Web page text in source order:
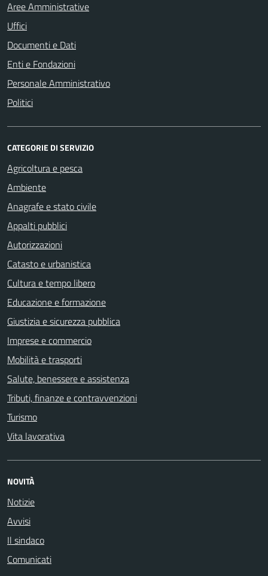
Aree Amministrative
Uffici
Documenti e Dati
Enti e Fondazioni
Personale Amministrativo
Politici
CATEGORIE DI SERVIZIO
Agricoltura e pesca
Ambiente
Anagrafe e stato civile
Appalti pubblici
Autorizzazioni
Catasto e urbanistica
Cultura e tempo libero
Educazione e formazione
Giustizia e sicurezza pubblica
Imprese e commercio
Mobilità e trasporti
Salute, benessere e assistenza
Tributi, finanze e contravvenzioni
Turismo
Vita lavorativa
NOVITÀ
Notizie
Avvisi
Il sindaco
Comunicati